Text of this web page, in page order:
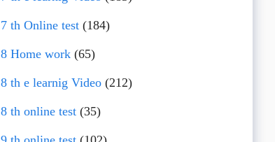
7 th Online test(184)
8 Home work(65)
8 th e learnig Video(212)
8 th online test(35)